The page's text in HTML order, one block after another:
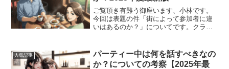
ご覧頂き有難う御座います、小林です。
今回は表題の件「街によって参加者に違
いはあるのか？」についてです。クラッ
最新版をお届けします。既婚者合コンに
参加しておりますと、自...
人気記事
パーティー中は何を話すべきなの
か？についての考察【2025年最